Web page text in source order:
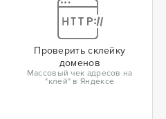
Проверить склейку
доменов
Массовый чек адресов на
"клей" в Яндексе